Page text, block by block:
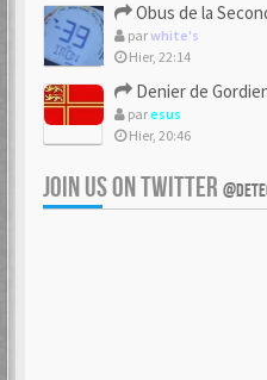
Obus de la Seconde
parwhite's
Hier, 22:14
Denier de
paresus
Hier, 20:46
JOIN US ON TWITTER